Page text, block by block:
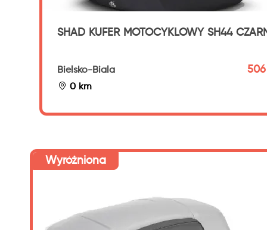
SHAD KUFER MOTOCYKLOWY SH44
Bielsko-Biala
0 km
506
Wyróżniona